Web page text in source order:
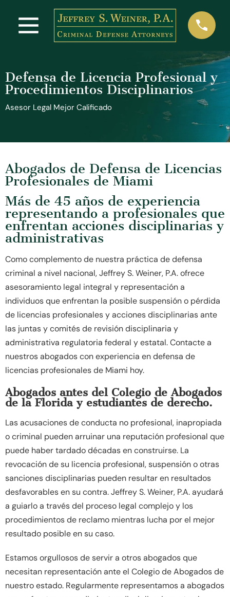
Defensa de Licencia Profesional y
Procedimientos Disciplinarios
Asesor Legal Mejor Calificado
Abogados de Defensa de Licencias
Profesionales de Miami
Más de 45 años de experiencia
representando a profesionales que
enfrentan acciones disciplinarias y
administrativas
Como complemento de nuestra práctica de defensa
criminal a nivel nacional, Jeffrey S. Weiner, P.A. ofrece
asesoramiento legal integral y representación a
individuos que enfrentan la posible suspensión o pérdida
de licencias profesionales y acciones disciplinarias ante
las juntas y comités de revisión disciplinaria y
administrativa regulatoria federal y estatal. Contacte a
nuestros abogados con experiencia en defensa de
licencias profesionales de Miami hoy.
Abogados antes del Colegio de Abogados
de la Florida y estudiantes de derecho.
Las acusaciones de conducta no profesional, inapropiada
o criminal pueden arruinar una reputación profesional que
puede haber tardado décadas en construirse. La
revocación de su licencia profesional, suspensión o otras
sanciones disciplinarias pueden resultar en resultados
desfavorables en su contra. Jeffrey S. Weiner, P.A. ayudará
a guiarlo a través del proceso legal complejo y los
procedimientos de reclamo mientras lucha por el mejor
resultado posible en su caso.
Estamos orgullosos de servir a otros abogados que
necesitan representación ante el Colegio de Abogados de
nuestro estado. Regularmente representamos a abogados